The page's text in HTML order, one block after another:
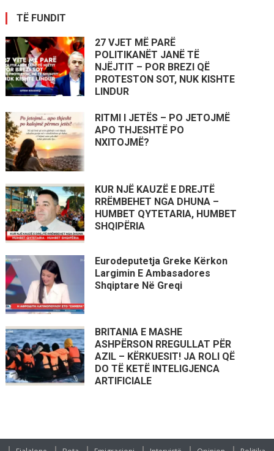
TË FUNDIT
27 VJET MË PARË
POLITIKANËT JANË TË
NJËJTIT – POR BREZI QË
PROTESTON SOT, NUK KISHTE
LINDUR
RITMI I JETËS – PO JETOJMË
APO THJESHTË PO
NXITOJMË?
KUR NJË KAUZË E DREJTË
RRËMBEHET NGA DHUNA –
HUMBET QYTETARIA, HUMBET
SHQIPËRIA
Eurodeputetja Greke Kërkon
Largimin E Ambasadores
Shqiptare Në Greqi
BRITANIA E MASHE
ASHPËRSON RREGULLAT PËR
AZIL – KËRKUESIT! JA ROLI QË
DO TË KETË INTELIGJENCA
ARTIFICIALE